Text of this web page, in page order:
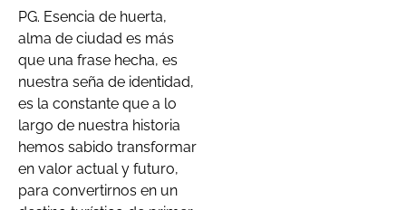
PG. Esencia de huerta,
alma de ciudad es más
que una frase hecha, es
nuestra seña de identidad,
es la constante que a lo
largo de nuestra historia
hemos sabido transformar
en valor actual y futuro,
para convertirnos en un